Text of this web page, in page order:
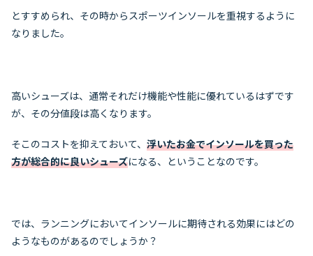
とすすめられ、その時からスポーツインソールを重視するように
なりました。
高いシューズは、通常それだけ機能や性能に優れているはずです
が、その分値段は高くなります。
そこのコストを抑えておいて、 浮いたお金でインソールを買った
方が総合的に良いシューズになる、ということなのです。
では、ランニングにおいてインソールに期待される効果にはどの
ようなものがあるのでしょうか？